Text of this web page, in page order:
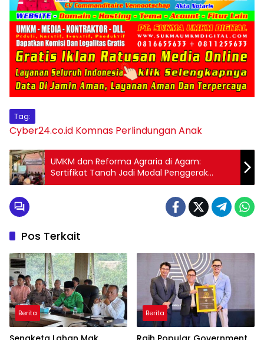
Tag:
Cyber24.co.id Komnas Perlindungan Anak
UMKM dan Reforma Agraria di Agam:
Sertifikat Tanah Jadi Modal Penggerak
Ekonomi Masyarakat
Pos Terkait
Berita Berita